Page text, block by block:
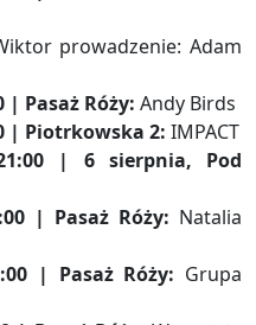
prowadzenie: Adam
| Pasaż Róży: Andy Birds
| Piotrkowska 2: IMPACT
| 6 sierpnia, Pod
| Pasaż Róży: Natalia
| Pasaż Róży: Grupa